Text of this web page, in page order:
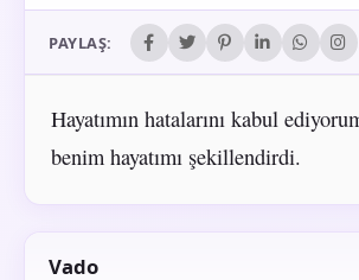
PAYLAŞ:
Hayatımın hatalarını kabul
benim hayatımı şekillendirdi.
Vado